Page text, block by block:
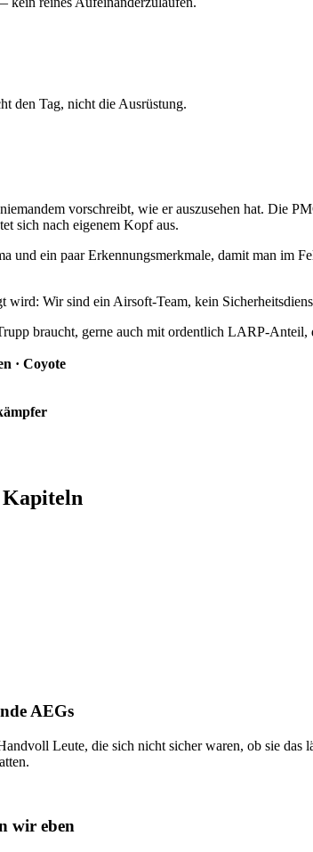
den Tag, nicht die Ausrüstung.
vorschreibt, wie er auszusehen hat. Die
sich nach eigenem Kopf aus.
und ein paar Erkennungsmerkmale, damit man im
wird: Wir sind ein Airsoft-Team, kein
braucht, gerne auch mit ordentlich LARP-
· Coyote
Kapiteln
AEGs
Leute, die sich nicht sicher waren, ob sie
wir eben